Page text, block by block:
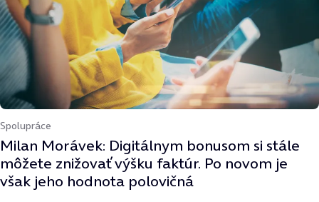
Spolupráce
Milan Morávek: Digitálnym bonusom si stále
môžete znižovať výšku faktúr. Po novom je
však jeho hodnota polovičná